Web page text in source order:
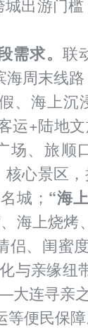
出游门
需求。 联
周末线
、海上沉
运+陆地
场、旅顺
心景区
城； “海
海上烧
侣、闺蜜
与亲缘
大连寻亲
等便民保